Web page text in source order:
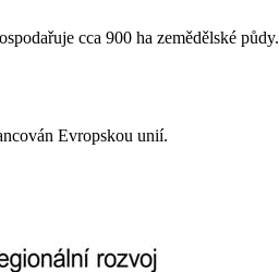
cca 900 ha zemědělské půdy.
Evropskou unií.